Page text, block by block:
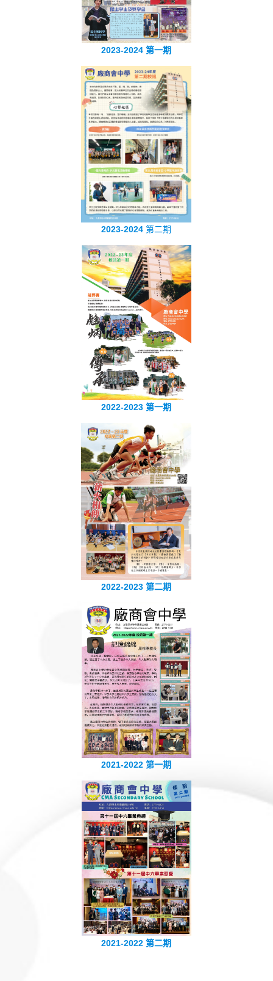
2023-2024 第一期
2023-2024 第二期
2022-2023 第一期
2022-2023 第二期
2021-2022 第一期
2021-2022 第二期